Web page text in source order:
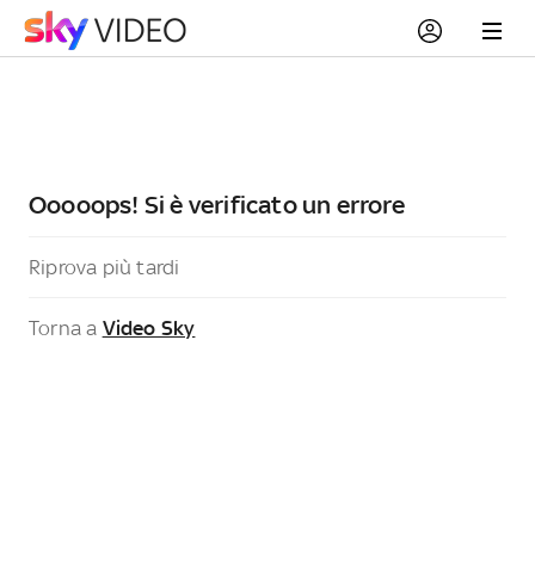
Ooooops! Si è verificato un errore
Riprova più tardi
Torna a Video Sky